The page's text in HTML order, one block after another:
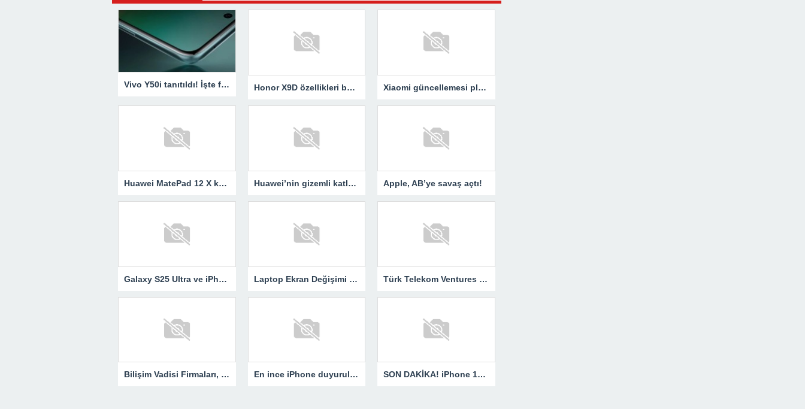
Vivo Y50i tanıtıldı! İşte fiyatı ve özellikleri Honor X9D özellikleri belli oldu Xiaomi güncellemesi planı için yeni gelişmeler!
Huawei MatePad 12 X küresel pazarlarda tanıtıldı! İşte özellikleri Huawei’nin gizemli katlanabilir telefonu ortaya çıktı! Apple, AB’ye savaş açtı!
Galaxy S25 Ultra ve iPhone 17 Pro Max zoom testinde karşı karşıya Laptop Ekran Değişimi ve Tamiri: Fiyat, Süreç ve Detaylar Türk Telekom Ventures geleceğin girişimlerini dünya sahnesine taşıyor
Bilişim Vadisi Firmaları, ISIF’25’te Yenilikçi Teknolojileriyle Sahne Alıyor En ince iPhone duyuruldu: iPhone Air Türkiye fiyatı ve özellikleri SON DAKİKA! iPhone 17 serisi Türkiye fiyatı belli oldu